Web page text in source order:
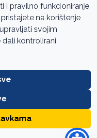
i pravilno funkcioniranje
na korištenje
svojim
kontrolirani